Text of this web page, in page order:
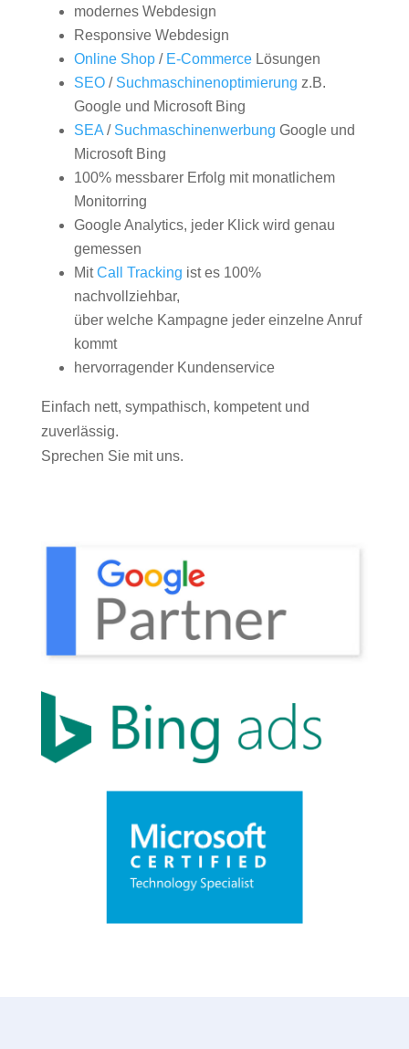
modernes Webdesign
Responsive Webdesign
Online Shop/ E-CommerceLösungen
SEO/ Suchmaschinenoptimierung z.B.
Google und Microsoft Bing
SEA/ Suchmaschinenwerbung Google und
Microsoft Bing
100% messbarer Erfolg mit monatlichem
Monitorring
Google Analytics, jeder Klick wird genau
gemessen
MitCall Tracking ist es 100%
nachvollziehbar,
über welche Kampagne jeder einzelne Anruf
kommt
hervorragender Kundenservice
Einfach nett, sympathisch, kompetent und
zuverlässig.
Sprechen Sie mit uns.